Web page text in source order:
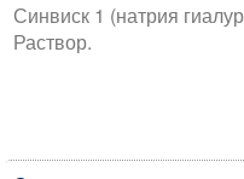
Синвиск 1 (натрия
Раствор.